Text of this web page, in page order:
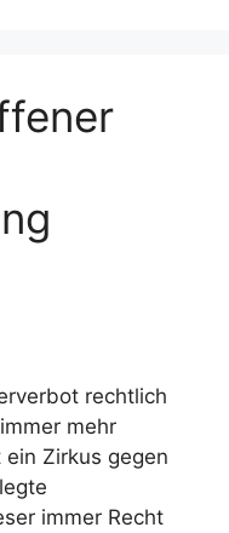
rechtlich
mehr
Zirkus gegen
immer Recht